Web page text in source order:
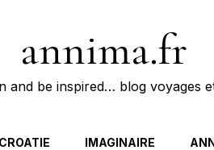
annima.fr
and be inspired… blog voyages
CROATIE IMAGINAIRE